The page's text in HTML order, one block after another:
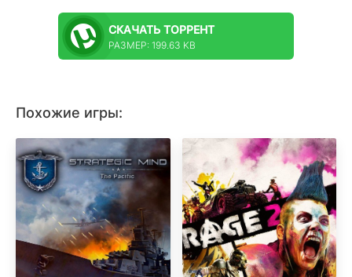
СКАЧАТЬ ТОРРЕНТ
РАЗМЕР: 199.63 KB
Похожие игры: